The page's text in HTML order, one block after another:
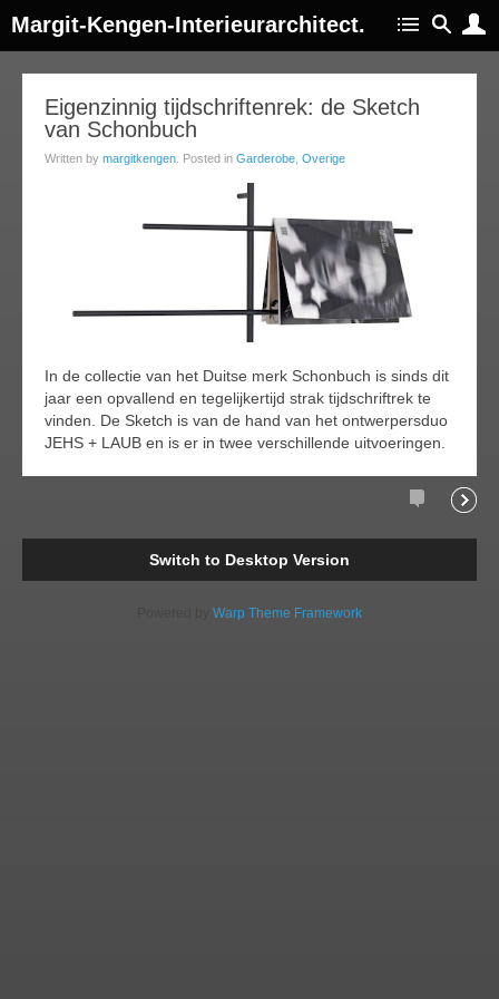
Margit-Kengen-Interieurarchitect.
Eigenzinnig tijdschriftenrek: de Sketch
van Schonbuch
Written by margitkengen . Posted in Garderobe Overige
In de collectie van het Duitse merk Schonbuch is sinds dit
jaar een opvallend en tegelijkertijd strak tijdschriftrek te
vinden. De Sketch is van de hand van het ontwerpersduo
JEHS + LAUB en is er in twee verschillende uitvoeringen.
Comments
Switch to Desktop Version
Warp Theme Framework